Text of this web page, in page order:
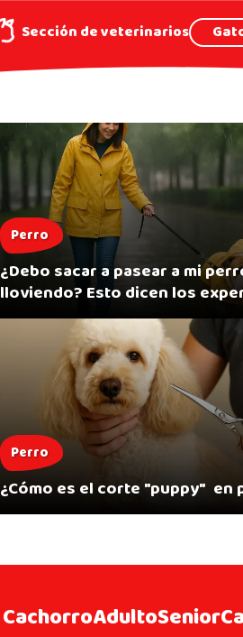
Sección de veterinarios
Perro
¿Debo sacar a pasear a mi
lloviendo? Esto dicen los
Perro
¿Cómo es el corte "puppy" en
CachorroAdultoSenior